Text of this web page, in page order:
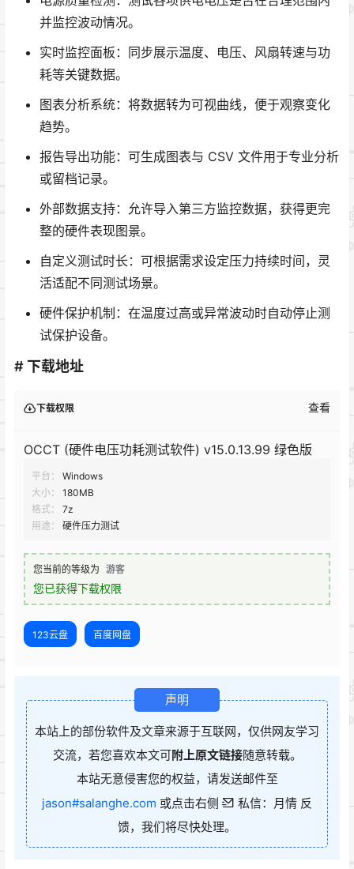
并监控波动情况。
实时监控面板：同步展示温度、电压、风扇转速与功
耗等关键数据。
图表分析系统：将数据转为可视曲线，便于观察变化
趋势。
报告导出功能：可生成图表与 CSV 文件用于专业分析
或留档记录。
外部数据支持：允许导入第三方监控数据，获得更完
整的硬件表现图景。
自定义测试时长：可根据需求设定压力持续时间，灵
活适配不同测试场景。
硬件保护机制：在温度过高或异常波动时自动停止测
试保护设备。
# 下载地址
下载权限 查看
OCCT (硬件电压功耗测试软件) v15.0.13.99 绿色版
平台：
Windows
大小：
180MB
格式：
7z
用途：
硬件压力测试
您当前的等级为 游客
您已获得下载权限
123云盘 百度网盘
声明
本站上的部份软件及文章来源于互联网，仅供网友学习
交流，若您喜欢本文可附上原文链接随意转载。
本站无意侵害您的权益，请发送邮件至
jason#salanghe.com 或点击右侧
私信：月情 反
馈，我们将尽快处理。